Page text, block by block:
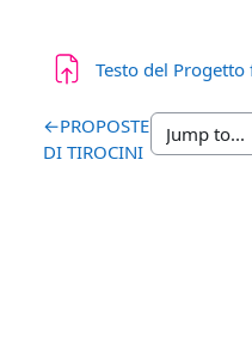
Testo del Progetto
←PROPOSTE
DI TIROCINI